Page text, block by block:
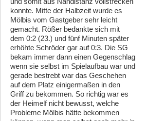
konnte. Mitte der Halbzeit wurde es
Mölbis vom Gastgeber sehr leicht
gemacht. Rößer bedankte sich mit
dem 0:2 (23.) und fünf Minuten später
erhöhte Schröder gar auf 0:3. Die SG
bekam immer dann einen Gegenschlag
wenn sie selbst im Spielaufbau war und
gerade bestrebt war das Geschehen
auf dem Platz einigermaßen in den
Griff zu bekommen. So richtig war es
der Heimelf nicht bewusst, welche
Probleme Mölbis hätte bekommen